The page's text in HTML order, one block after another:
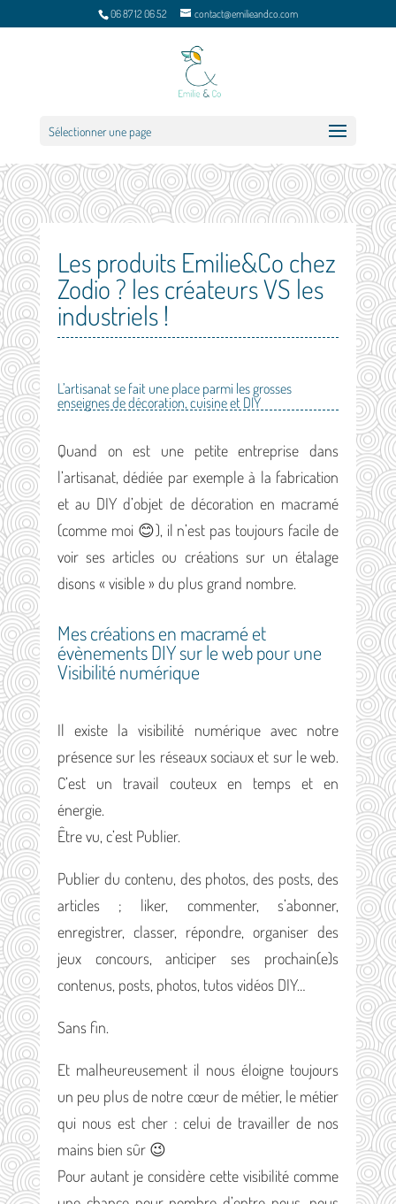
06 87 12 06 52 contact@emilieandco.com
Sélectionner une page
Les produits Emilie&Co chez
Zodio ? les créateurs VS les
industriels !
L’artisanat se fait une place parmi les grosses
enseignes de décoration, cuisine et DIY
Quand on est une petite entreprise dans
l’artisanat, dédiée par exemple à la fabrication
et au DIY d’objet de décoration en macramé
(comme moi 😊), il n’est pas toujours facile de
voir ses articles ou créations sur un étalage
disons « visible » du plus grand nombre.
Mes créations en macramé et
évènements DIY sur le web pour une
Visibilité numérique
Il existe la visibilité numérique avec notre
présence sur les réseaux sociaux et sur le web.
C’est un travail couteux en temps et en
énergie.
Être vu, c’est Publier.
Publier du contenu, des photos, des posts, des
articles ; liker, commenter, s’abonner,
enregistrer, classer, répondre, organiser des
jeux concours, anticiper ses prochain(e)s
contenus, posts, photos, tutos vidéos DIY…
Sans fin.
Et malheureusement il nous éloigne toujours
un peu plus de notre cœur de métier, le métier
qui nous est cher : celui de travailler de nos
mains bien sûr 😉
Pour autant je considère cette visibilité comme